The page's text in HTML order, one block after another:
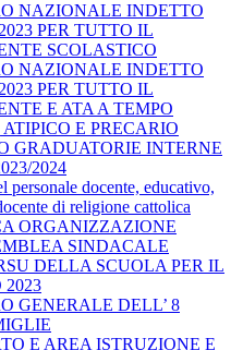
NAZIONALE INDETTO
PER TUTTO IL
SCOLASTICO
NAZIONALE INDETTO
PER TUTTO IL
E ATA A TEMPO
E PRECARIO
GRADUATORIE INTERNE
2024
personale docente, educativo,
di religione cattolica
ORGANIZZAZIONE
SINDACALE
DELLA SCUOLA PER IL
2023
GENERALE DELL’ 8
E AREA ISTRUZIONE E